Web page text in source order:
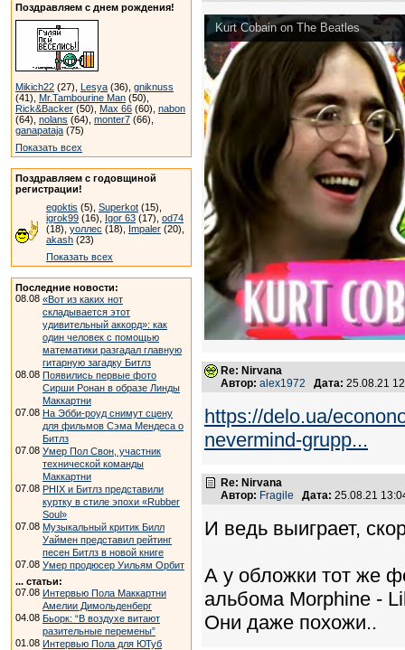
Поздравляем с днем рождения!
Mikich22 (27), Lesya (36), gniknuss
(41), Mr.Tambourine Man (50),
Rick&Backer (50), Max 66 (60), nabon
(64), nolans (64), monter7 (66),
ganapataja (75)
Показать всех
Поздравляем с годовщиной
регистрации!
egoktis (5), Superkot (15),
igrok99 (16), Igor 63 (17), od74
(18), уоллес (18), Impaler (20),
akash (23)
Показать всех
Последние новости:
08.08 «Вот из каких нот
складывается этот
удивительный аккорд»: как
один человек с помощью
математики разгадал главную
гитарную загадку Битлз
08.08 Появились первые фото
Сирши Ронан в образе Линды
Маккартни
07.08 На Эбби-роуд снимут сцену
для фильмов Сэма Мендеса о
Битлз
07.08 Умер Пол Свон, участник
технической команды
Маккартни
07.08 PHIX и Битлз представили
куртку в стиле эпохи «Rubber
Soul»
07.08 Музыкальный критик Билл
Уаймен представил рейтинг
песен Битлз в новой книге
07.08 Умер продюсер Уильям Орбит
... статьи:
07.08 Интервью Пола Маккартни
Амелии Димольденберг
04.08 Бьорк: “В воздухе витают
разительные перемены”
01.08 Интервью Пола для ЮТуб
Kurt Cobain on The Beatles
Re: Nirvana
Автор: alex1972 Дата: 25.08.21
https://delo.ua/
nevermind-grupp...
Re: Nirvana
Автор: Fragile Дата: 25.08.21
И ведь выиграет,
А у обложки тот же
альбома Morphine -
Они даже похожи..